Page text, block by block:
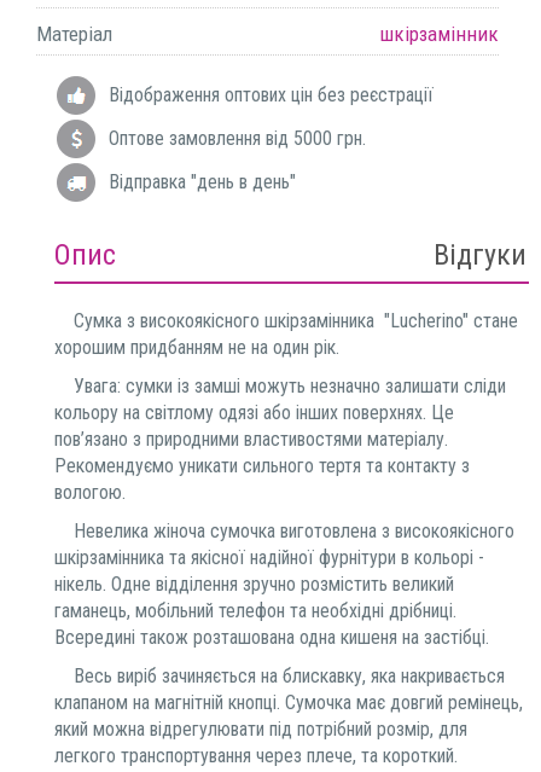
Матеріал
шкірзамінник
Відображення оптових цін без реєстрації
Оптове замовлення від 5000 грн.
Відправка "день в день"
Опис Відгуки
Сумка з високоякісного шкірзамінника "Lucherino" стане
хорошим придбанням не на один рік.
Увага: сумки із замші можуть незначно залишати сліди
кольору на світлому одязі або інших поверхнях. Це
пов’язано з природними властивостями матеріалу.
Рекомендуємо уникати сильного тертя та контакту з
вологою.
Невелика жіноча сумочка виготовлена з високоякісного
шкірзамінника та якісної надійної фурнітури в кольорі -
нікель. Одне відділення зручно розмістить великий
гаманець, мобільний телефон та необхідні дрібниці.
Всередині також розташована одна кишеня на застібці.
Весь виріб зачиняється на блискавку, яка накривається
клапаном на магнітній кнопці. Сумочка має довгий ремінець,
який можна відрегулювати під потрібний розмір, для
легкого транспортування через плече, та короткий.